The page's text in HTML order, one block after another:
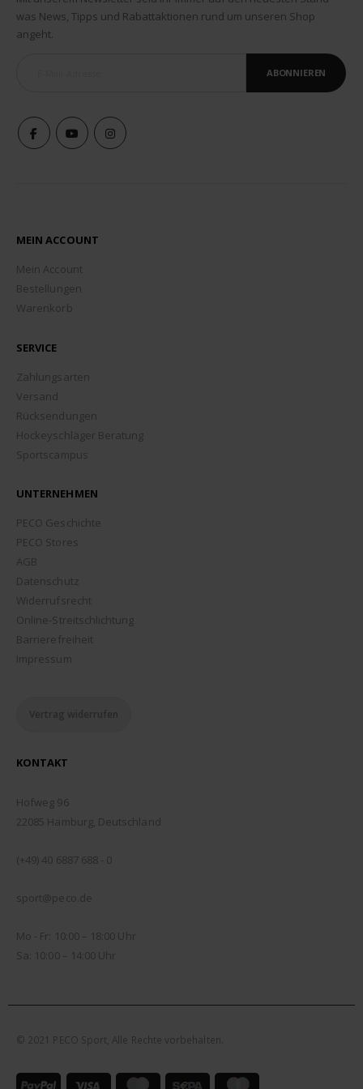
was News, Tipps und Rabattaktionen rund um unseren Shop
angeht.
ABONNIEREN
MEIN ACCOUNT
Mein Account
Bestellungen
Warenkorb
SERVICE
Zahlungsarten
Versand
Rücksendungen
Hockeyschläger Beratung
Sportscampus
UNTERNEHMEN
PECO Geschichte
PECO Stores
AGB
Datenschutz
Widerrufsrecht
Online-Streitschlichtung
Barrierefreiheit
Impressum
Vertrag widerrufen
KONTAKT
Hofweg 96
22085 Hamburg, Deutschland
(+49) 40 6887 688 - 0
sport@peco.de
Mo - Fr: 10:00 – 18:00 Uhr
Sa: 10:00 – 14:00 Uhr
© 2021 PECO Sport, Alle Rechte vorbehalten.